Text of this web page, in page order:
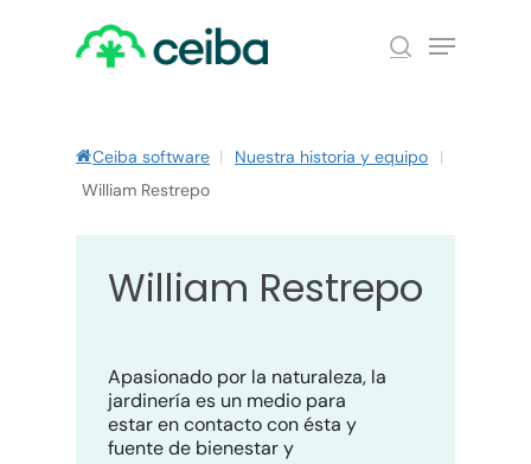
search
Menu
Ceiba software | Nuestra historia y equipo
|
William Restrepo
William Restrepo
Apasionado por la naturaleza, la
jardinería es un medio para
estar en contacto con ésta y
fuente de bienestar y